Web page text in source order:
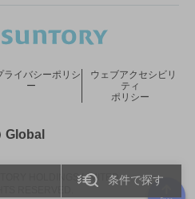
条件で探す
HOLDINGS LIMITED.
ライバシーポリシ
ー
ウェブアクセシビリ
ティ
ポリシー
Global新しいウィンドウで開く